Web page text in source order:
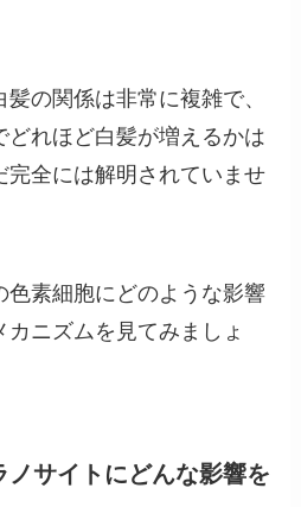
の関係は非常に複雑で、
どれほど白髪が増えるかは
完全には解明されていませ
色素細胞にどのような影響
ニズムを見てみましょ
サイトにどんな影響を